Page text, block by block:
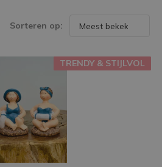
Sorteren op:
TRENDY & STIJLVOL
TRENDY & STIJLVOL